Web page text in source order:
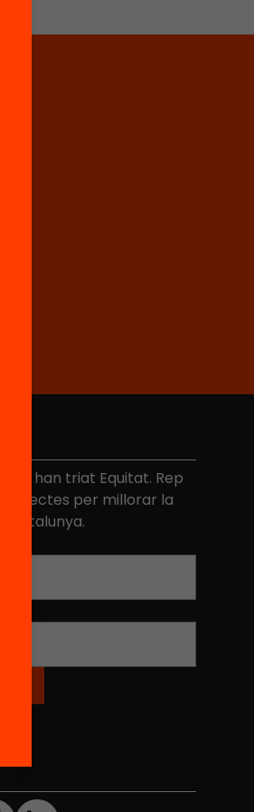
ja han triat Equitat. Rep
projectes per millorar la
Catalunya.